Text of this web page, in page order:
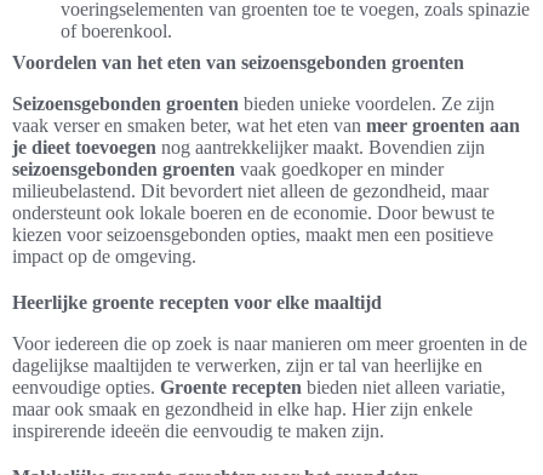
voeringselementen van groenten toe te voegen, zoals spinazie
of boerenkool.
Voordelen van het eten van seizoensgebonden groenten
Seizoensgebonden groenten bieden unieke voordelen. Ze zijn
vaak verser en smaken beter, wat het eten van meer groenten aan
je dieet toevoegen nog aantrekkelijker maakt. Bovendien zijn
seizoensgebonden groenten vaak goedkoper en minder
milieubelastend. Dit bevordert niet alleen de gezondheid, maar
ondersteunt ook lokale boeren en de economie. Door bewust te
kiezen voor seizoensgebonden opties, maakt men een positieve
impact op de omgeving.
Heerlijke groente recepten voor elke maaltijd
Voor iedereen die op zoek is naar manieren om meer groenten in de
dagelijkse maaltijden te verwerken, zijn er tal van heerlijke en
eenvoudige opties. Groente recepten bieden niet alleen variatie,
maar ook smaak en gezondheid in elke hap. Hier zijn enkele
inspirerende ideeën die eenvoudig te maken zijn.